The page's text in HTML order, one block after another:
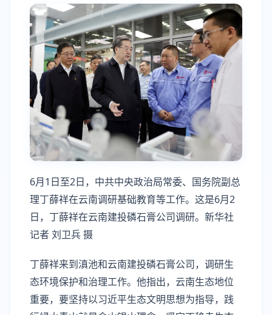
6月1日至2日，中共中央政治局常委、国务院副总
理丁薛祥在云南调研基础教育等工作。这是6月2
日，丁薛祥在云南建投磷石膏公司调研。新华社
记者 刘卫兵 摄
丁薛祥来到滇池和云南建投磷石膏公司，调研生
态环境保护和治理工作。他指出，云南生态地位
重要，要坚持以习近平生态文明思想为指导，践